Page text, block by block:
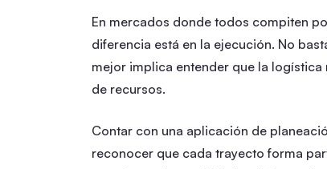
En mercados donde todos compiten
diferencia está en la ejecución. No
mejor implica entender que la
de recursos.
Contar con una aplicación de
reconocer que cada trayecto forma